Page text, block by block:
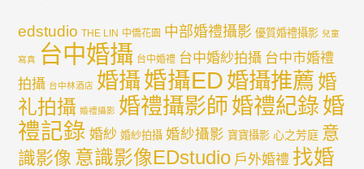
edstudio THE LIN 中僑花園 中部婚禮攝影 優質婚禮攝影 兒童
寫真 台中婚攝 台中婚禮 台中婚紗拍攝 台中市婚禮
拍攝 台中林酒店 婚攝婚攝ED婚攝推薦 婚
礼拍攝 婚禮攝影 婚禮攝影師 婚禮紀錄婚
禮記錄 婚紗 婚紗拍攝 婚紗攝影 寶寶攝影 心之芳庭 意
識影像 意識影像EDstudio 戶外婚禮 找婚